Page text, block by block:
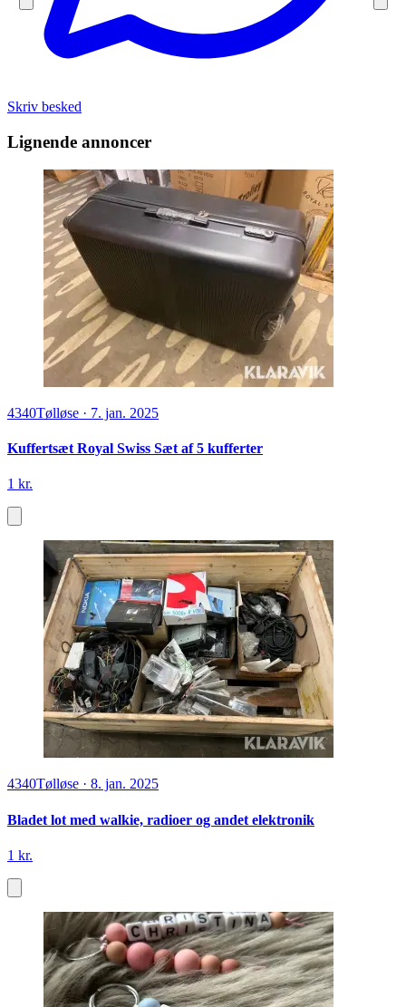
Skriv besked
Lignende annoncer
4340Tølløse · 7. jan. 2025
Kuffertsæt Royal Swiss Sæt af 5 kufferter
1 kr.
4340Tølløse · 8. jan. 2025
Bladet lot med walkie, radioer og andet elektronik
1 kr.